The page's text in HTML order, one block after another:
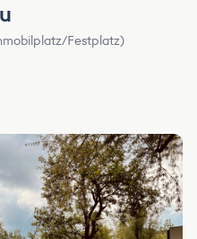
Festplatz)